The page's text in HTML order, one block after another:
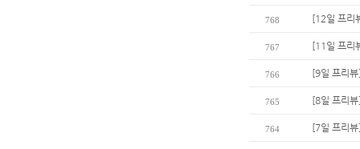
768 [12일 프리
767 [11일 프리
766 [9일 프리
765 [8일 프리
764 [7일 프리